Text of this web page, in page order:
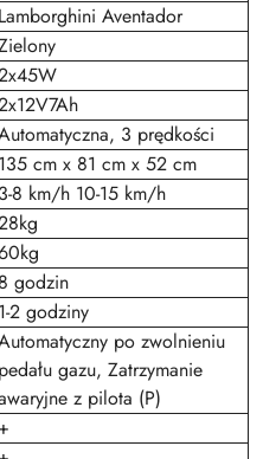
Lamborghini Aventador
3 prędkości
135 cm x 81 cm x 52 cm
3-8 km/h 10-15 km/h
8 godzin
1-2 godziny
po zwolnieniu
pedału gazu, Zatrzymanie
z pilota (P)
+